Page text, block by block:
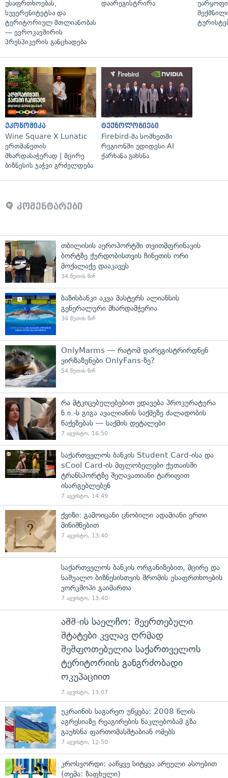
უსაფრთხოებას,
სუვერენიტეტსა და
ტერიტორიულ მთლიანობას
— ევროკავშირის
პრესპიკერის განცხადება
დაარეგისტრირა
ეკონომიკა
Wine Square X Lunatic
ერთმანეთის
მხარდასაჭერად | მცირე
ბიზნესის ჯაჭვი გრძელდება
ტექნოლოგიები
Firebird-მა სომხეთში
რეგიონში უდიდესი AI
ქარხანა გახსნა
კომენტარები
თბილისის აეროპორტში თვითმფრინავის
ბორტზე ქურდობისთვის ჩინეთის ორი
მოქალაქე დააკავეს
34 წუთის წინ
ბაზისბანკი აკვა მასტერს ალიანსის
გენერალური მხარდამჭერია
34 წუთის წინ
OnlyMarms — რატომ დარეგისტრირდნენ
ვირზაზუნები OnlyFans-ზე?
54 წუთის წინ
რა მტკიცებულებებით ედავება პროკურატურა
ნ.ი.-ს გიგა ავალიანის საქმეზე ძალადობის
წაქეზებას — საქმის დეტალები
7 აგვისტო, 16:50
საქართველოს ბანკის Student Card-ისა და
sCool Card-ის მფლობელები ქუთაისში
ტრანსპორტზე შეღავათიანი ტარიფით
ისარგებლებენ
7 აგვისტო, 14:49
ქვიზი: გამოიცანი ცნობილი ადამიანი ერთი
მინიშნებით
7 აგვისტო, 13:40
საქართველოს ბანკის ორგანიზებით, მცირე და
საშუალო ბიზნესისთვის შრომის უსაფრთხოების
ვორკშოპი გაიმართა
7 აგვისტო, 13:40
აშშ-ის საელჩო: შეერთებული
შტატები კვლავ ღრმად
შეშფოთებულია საქართველოს
ტერიტორიის განგრძობადი
ოკუპაციით
7 აგვისტო, 13:07
უკრაინის საგარეო უწყება: 2008 წლის
აგრესიაზე რეაგირების ნაკლებობამ გზა
გაუხსნა ფართომასშტაბიან ომებს
7 აგვისტო, 12:50
კროსვორდი: ააწყვე სიტყვა არეული ასოებით
(თემა: ზაფხული)